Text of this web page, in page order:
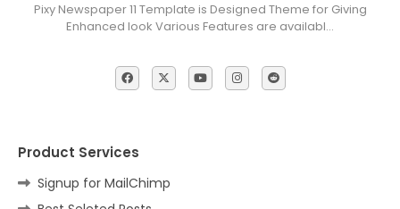
Pixy Newspaper 11 Template is Designed Theme for Giving
Enhanced look Various Features are availabl…
Product Services
Signup for MailChimp